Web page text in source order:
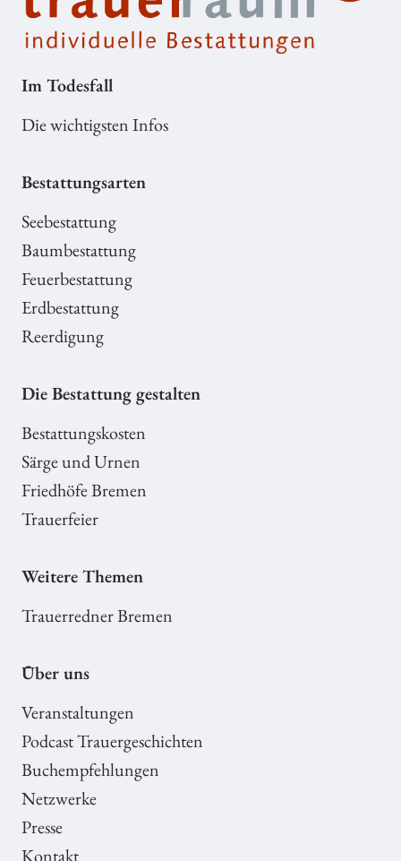
Im Todesfall
Die wichtigsten Infos
Bestattungsarten
Seebestattung
Baumbestattung
Feuerbestattung
Erdbestattung
Reerdigung
Die Bestattung gestalten
Bestattungskosten
Särge und Urnen
Friedhöfe Bremen
Trauerfeier
Weitere Themen
Trauerredner Bremen
Über uns
Veranstaltungen
Podcast Trauergeschichten
Buchempfehlungen
Netzwerke
Presse
Kontakt